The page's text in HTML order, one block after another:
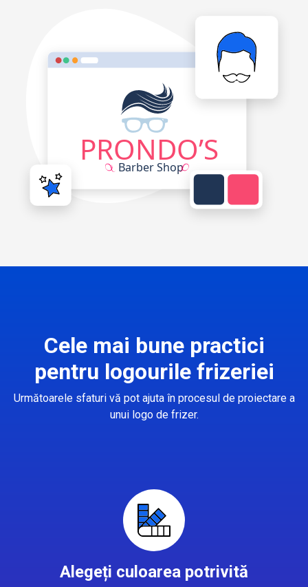
Cele mai bune practici
pentru logourile frizeriei
Următoarele sfaturi vă pot ajuta în procesul de proiectare a
unui logo de frizer.
Alegeți culoarea potrivită